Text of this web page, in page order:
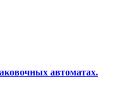
автоматах.